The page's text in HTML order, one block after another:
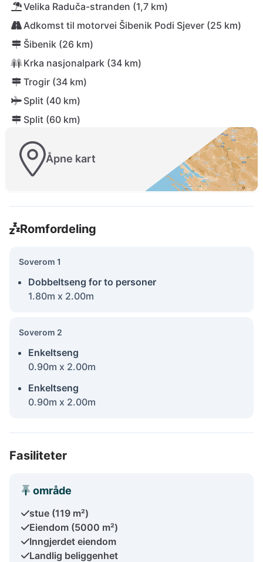
Velika Raduča-stranden (1,7 km)
Adkomst til motorvei Šibenik Podi Sjever (25 km)
Šibenik (26 km)
Krka nasjonalpark (34 km)
Trogir (34 km)
Split (40 km)
Split (60 km)
Åpne kart
Romfordeling
Soverom 1
Dobbeltseng for to personer
1.80m x 2.00m
Soverom 2
Enkeltseng
0.90m x 2.00m
Enkeltseng
0.90m x 2.00m
Fasiliteter
område
stue (119 m²)
Eiendom (5000 m²)
Inngjerdet eiendom
Landlig beliggenhet